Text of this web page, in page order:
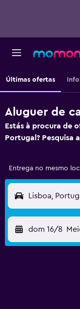
Últimas ofertas
Aluguer de
Estás à procura de
Portugal? Pesquisa
Entrega no mesmo
Lisboa,
dom 16/8